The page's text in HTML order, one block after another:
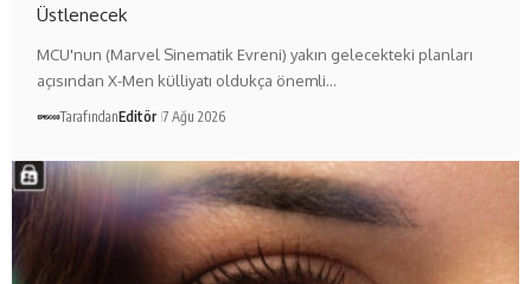
Üstlenecek
MCU'nun (Marvel Sinematik Evreni) yakın gelecekteki planları
açısından X-Men külliyatı oldukça önemli…
TarafındanEditör 7 Ağu 2026